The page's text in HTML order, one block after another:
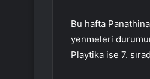
Bu hafta
yenmeleri
Playtika ise 7.